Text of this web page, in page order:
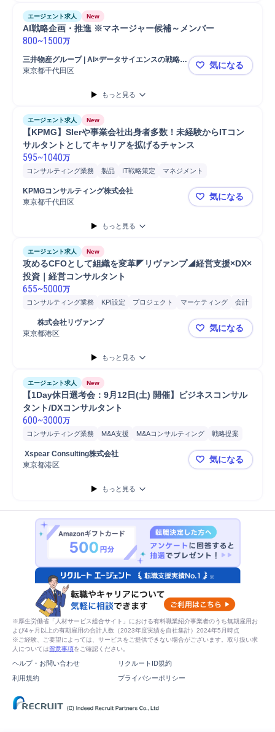
エージェント求人 New
AI戦略企画・推進 ※マネージャー候補～メンバー
800~1500万
三井物産グループ | AI×データサイエンスの戦略・
実行支援を行う成長企業
東京都千代田区 AI戦略企画
気になる
もっと見る
エージェント求人 New
【KPMG】SIerや事業会社出身者多数！未経験からITコン
サルタントとしてキャリアを拡げるチャンス
595~1040万
コンサルティング業務 製品 IT戦略策定
マネジメント
IT戦略コンサルティング
クラウド
情報通信
KPMGコンサルティング株式会社
東京都千代田区
【KPMG】
気になる
もっと見る
エージェント求人 New
攻めるCFOとして組織を変革◤リヴァンプ◢経営支援×DX×
投資｜経営コンサルタント
655~5000万
コンサルティング業務 KPI設定 プロジェクト マーケティング
会計
営業
分析
	株式会社リヴァンプ
東京都港区
攻めるCFO
気になる
もっと見る
エージェント求人 New
【1Day休日選考会：9月12日(土) 開催】ビジネスコンサル
タント/DXコンサルタント
600~3000万
コンサルティング業務 M&A支援 M&Aコンサルティング
戦略提案
事業戦略立案 新規事業立案
プロジェクト推進
事業構想
開発
Xspear Consulting株式会社
東京都港区
【1Day休
気になる
もっと見る
※厚生労働省「人材サービス総合サイト」における有料職業紹介事業者のうち無期雇用お
よび4ヶ月以上の有期雇用の合計人数（2023年度実績を自社集計）2024年5月時点
※ご経験、ご要望によっては、サービスをご提供できない場合がございます。取り扱い求
人については留意事項をご確認ください。
ヘルプ・お問い合わせ
リクルートID規約
利用規約
プライバシーポリシー